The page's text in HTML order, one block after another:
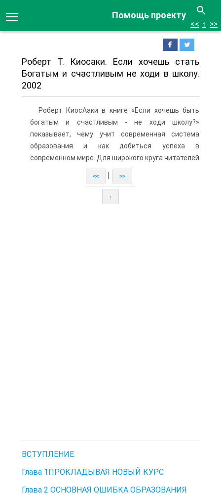
Помощь проекту
<< ↑ >>
Роберт Т. Киосаки. Если хочешь стать
Богатым и счастливым не ходи в школу.
2002
Роберт КиосАаки в книге «Если хочешь быть
богатым и счастливым - не ходи школу?»
показывает, чему учит современная система
образования и как добиться успеха в
современном мире. Для широкого круга читателей
<< >>
↑
ВСТУПЛЕНИЕ
Глава 1ПРОКЛАДЫВАЯ НОВЫЙ КУРС
Глава 2 ОСНОВНАЯ ОШИБКА ОБРАЗОВАНИЯ